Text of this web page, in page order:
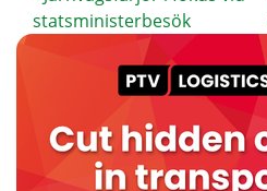
statsministerbesök